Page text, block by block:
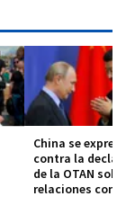
China se
contra la
de la OTAN
relaciones con